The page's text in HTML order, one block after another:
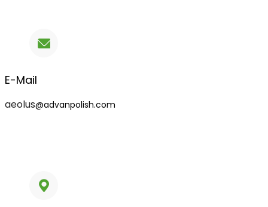
E-Mail
aeolus@advanpolish.com